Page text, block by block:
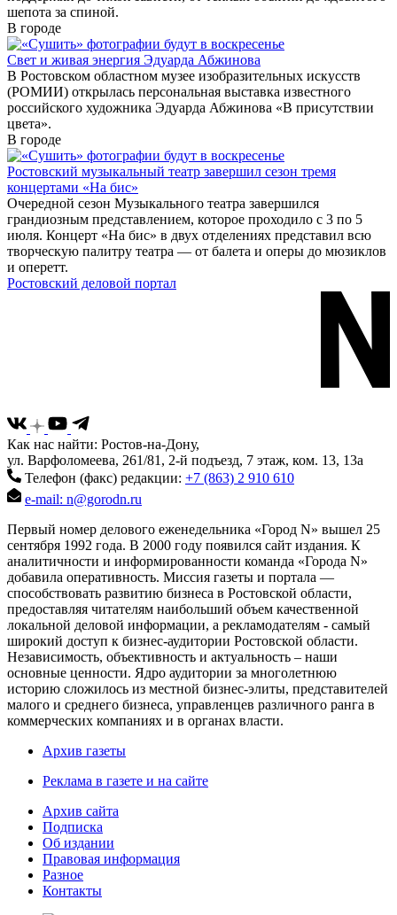
шепота за спиной.
В городе
Свет и живая энергия Эдуарда Абжинова
В Ростовском областном музее изобразительных искусств
(РОМИИ) открылась персональная выставка известного
российского художника Эдуарда Абжинова «В присутствии
цвета».
В городе
Ростовский музыкальный театр завершил сезон тремя
концертами «На бис»
Очередной сезон Музыкального театра завершился
грандиозным представлением, которое проходило с 3 по 5
июля. Концерт «На бис» в двух отделениях представил всю
творческую палитру театра — от балета и оперы до мюзиклов
и оперетт.
Ростовский деловой портал
Как нас найти: Ростов-на-Дону,
ул. Варфоломеева, 261/81, 2-й подъезд, 7 этаж, ком. 13, 13а
Телефон (факс) редакции: +7 (863) 2 910 610
e-mail: n@gorodn.ru
Первый номер делового еженедельника «Город N» вышел 25
сентября 1992 года. В 2000 году появился сайт издания. К
аналитичности и информированности команда «Города N»
добавила оперативность. Миссия газеты и портала —
способствовать развитию бизнеса в Ростовской области,
предоставляя читателям наибольший объем качественной
локальной деловой информации, а рекламодателям - самый
широкий доступ к бизнес-аудитории Ростовской области.
Независимость, объективность и актуальность – наши
основные ценности. Ядро аудитории за многолетнюю
историю сложилось из местной бизнес-элиты, представителей
малого и среднего бизнеса, управленцев различного ранга в
коммерческих компаниях и в органах власти.
Архив газеты
Реклама в газете и на сайте
Архив сайта
Подписка
Об издании
Правовая информация
Разное
Контакты